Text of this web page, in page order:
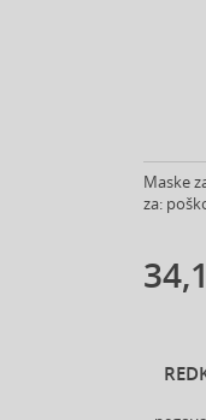
Maske
za: